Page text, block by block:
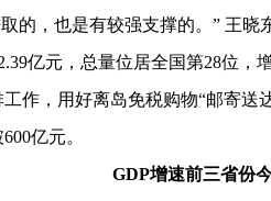
的，也是有较强支撑的。” 王晓
亿元，总量位居全国第28位
作，用好离岛免税购物“邮寄送
亿元。
GDP增速前三省份